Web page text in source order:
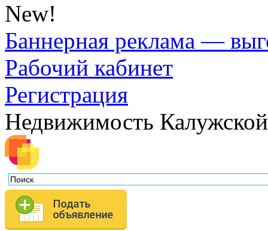
New!
Баннерная реклама —
Рабочий кабинет
Регистрация
Недвижимость